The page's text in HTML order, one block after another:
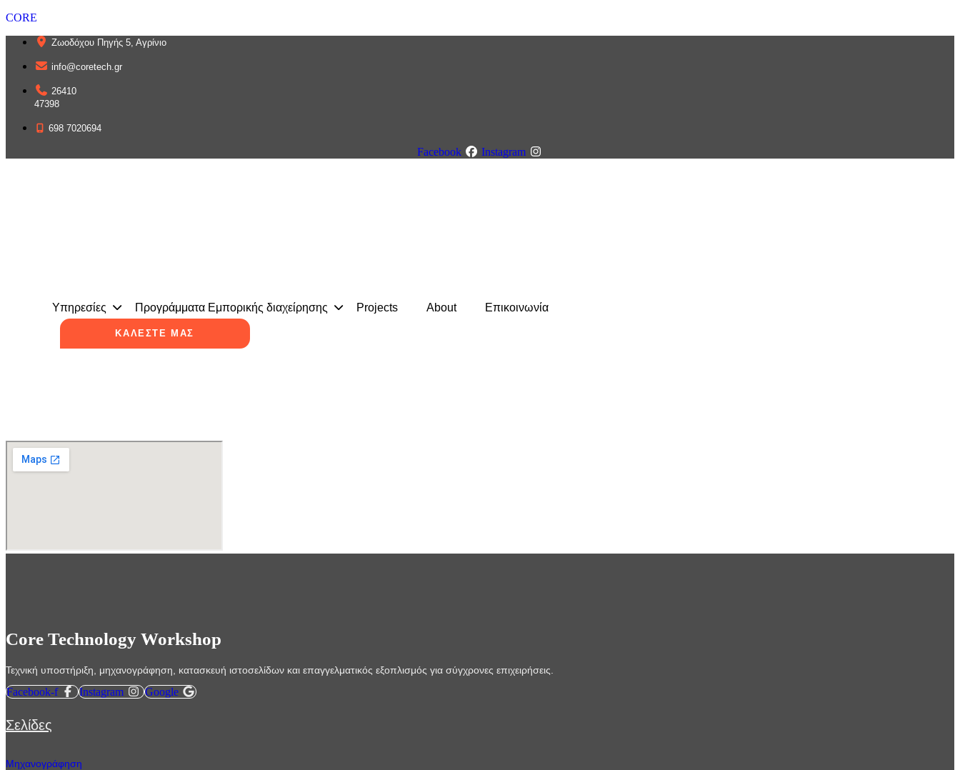
CORE
Ζωοδόχου Πηγής 5, Αγρίνιο
info@coretech.gr
26410
47398
698 7020694
Facebook Instagram
Υπηρεσίες Προγράμματα Εμπορικής διαχείρησης Projects About Eπικοινωνία
ΚΑΛΕΣΤΕ ΜΑΣ
Core Technology Workshop
Τεχνική υποστήριξη, μηχανογράφηση, κατασκευή ιστοσελίδων και επαγγελματικός εξοπλισμός για σύγχρονες επιχειρήσεις.
Facebook-f Instagram Google
Σελίδες
Μηχανογράφηση